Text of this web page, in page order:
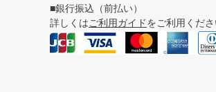
■銀行振込（前払い）
詳しくはご利用ガイドをご利用くださ